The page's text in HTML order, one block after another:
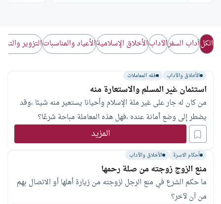
الكلآداب السفرالآدابالأخلاق الإسلاميةالأعياد والمناسباتالتزوير
الأخلاق والآداب فقه المعاملات
استئمان غير المسلم والاستعارة منه
من كان له جار على غير ملة الإسلام وأحيانا يستعير منه شيئا ،وقد
يضطر إلى وضع أمانة عنده ،فهل هذه المعاملة مباحة شرعًا؟
المزيد
أحكام الاسرة الأخلاق والآداب
منع الزوج زوجته من صلة رحمها
ما حكم الشرع في منع الرجل لزوجته من زيارة أهلها أو الاتصال بهم
من آن لآخر؟